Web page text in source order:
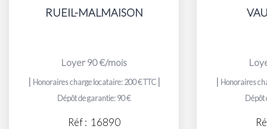
RUEIL-MALMAISON
Loyer 90 €/mois
| Honoraires charge locataire: 200 € TTC |
Dépôt de garantie: 90 €
Réf : 16890
| Honoraires
Dépôt